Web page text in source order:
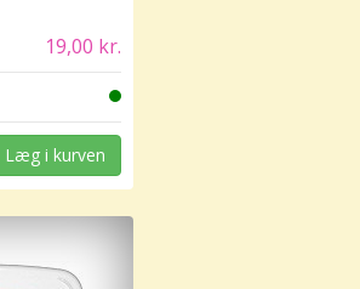
19,00 kr.
i kurven